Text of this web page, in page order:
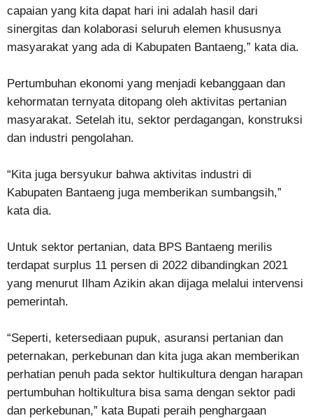
capaian yang kita dapat hari ini adalah hasil dari
sinergitas dan kolaborasi seluruh elemen khususnya
masyarakat yang ada di Kabupaten Bantaeng,” kata dia.
Pertumbuhan ekonomi yang menjadi kebanggaan dan
kehormatan ternyata ditopang oleh aktivitas pertanian
masyarakat. Setelah itu, sektor perdagangan, konstruksi
dan industri pengolahan.
“Kita juga bersyukur bahwa aktivitas industri di
Kabupaten Bantaeng juga memberikan sumbangsih,”
kata dia.
Untuk sektor pertanian, data BPS Bantaeng merilis
terdapat surplus 11 persen di 2022 dibandingkan 2021
yang menurut Ilham Azikin akan dijaga melalui intervensi
pemerintah.
“Seperti, ketersediaan pupuk, asuransi pertanian dan
peternakan, perkebunan dan kita juga akan memberikan
perhatian penuh pada sektor hultikultura dengan harapan
pertumbuhan holtikultura bisa sama dengan sektor padi
dan perkebunan,” kata Bupati peraih penghargaan